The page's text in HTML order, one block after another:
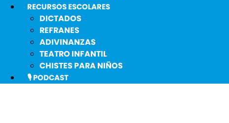
RECURSOS ESCOLARES
DICTADOS
REFRANES
ADIVINANZAS
TEATRO INFANTIL
CHISTES PARA NIÑOS
🎙️ PODCAST